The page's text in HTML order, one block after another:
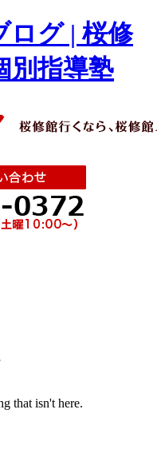
ログ | 桜修
別指導塾
that isn't here.